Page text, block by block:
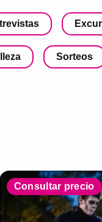
Sorteos
Consultar precio